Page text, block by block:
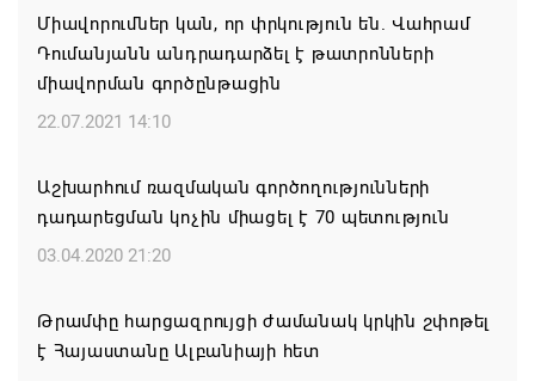
Միասնական աղոթք և Ամենայն Հայոց
Կաթողիկոսի հայրապետական պատգամը
Միածնաէջ Մայր Տաճարում
Ժամանակակից Բելառուսին պակասում է այն
կառավարման համակարգը, որը կար խորհրդային
Լուկաշենկոն
07.08.2026 17:16
Միավորումներ կան, որ փրկություն են. Վահրամ
Դումանյանն անդրադարձել է թատրոնների
միավորման գործընթացին
22.07.2021 14:10
Աշխարհում ռազմական գործողությունների
դադարեցման կոչին միացել է 70 պետություն
03.04.2020 21:20
Թրամփը հարցազրույցի ժամանակ կրկին շփոթել
է Հայաստանը Ալբանիայի հետ